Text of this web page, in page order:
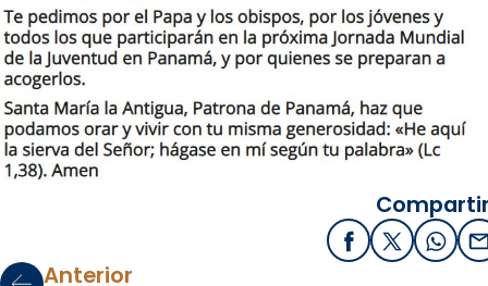
FacebookX / Twitter
Anterior